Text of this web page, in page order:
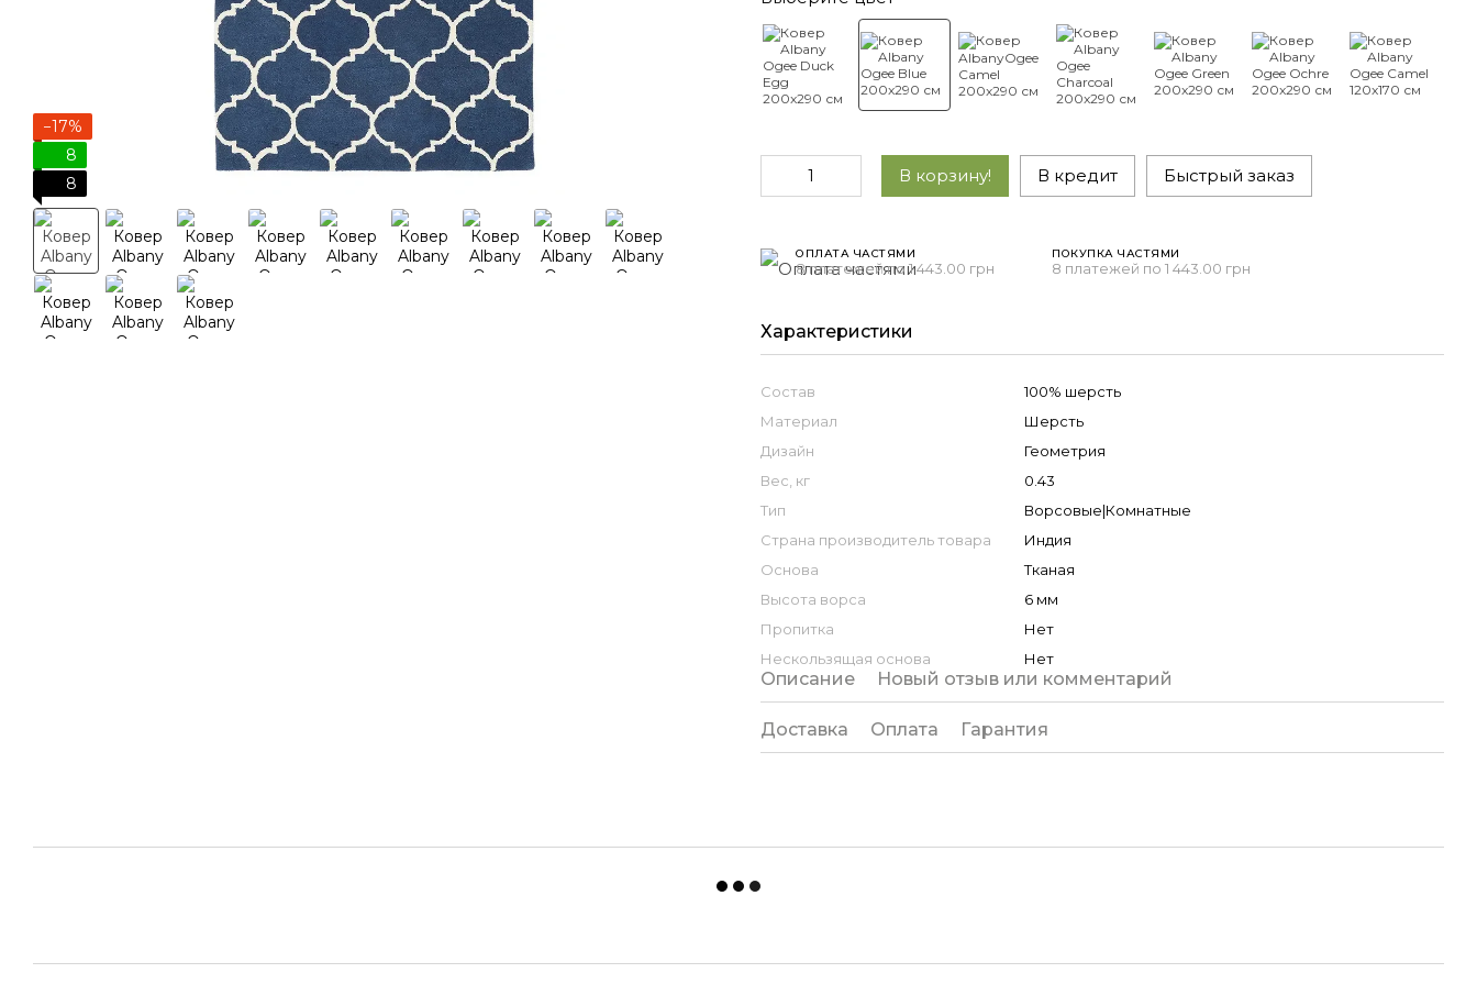
−17%
8
8
В корзину! В кредит Быстрый заказ
ОПЛАТА ЧАСТЯМИ
8 платежей по 1 443.00 грн
ПОКУПКА ЧАСТЯМИ
8 платежей по 1 443.00 грн
Характеристики
Состав
100% шерсть
Материал
Шерсть
Дизайн
Геометрия
Вес, кг
0.43
Тип
Ворсовые|Комнатные
Страна производитель товара
Индия
Основа
Тканая
Высота ворса
6 мм
Пропитка
Нет
Нескользящая основа
Нет
Описание Новый отзыв или комментарий
Доставка Оплата Гарантия